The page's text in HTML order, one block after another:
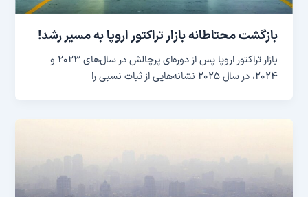
بازگشت محتاطانه بازار تراکتور اروپا به مسیر رشد!
بازار تراکتور اروپا پس از دوره‌ای پرچالش در سال‌های ۲۰۲۳ و
۲۰۲۴، در سال ۲۰۲۵ نشانه‌هایی از ثبات نسبی را